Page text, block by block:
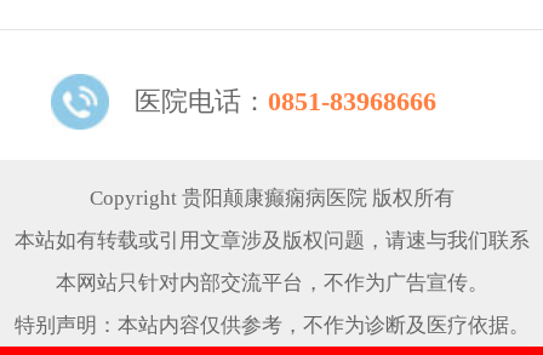
医院电话： 0851-83968666
Copyright 贵阳颠康癫痫病医院 版权所有
本站如有转载或引用文章涉及版权问题，请速与我们联系
本网站只针对内部交流平台，不作为广告宣传。
特别声明：本站内容仅供参考，不作为诊断及医疗依据。